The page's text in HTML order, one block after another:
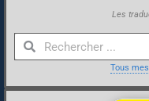
Les
Tous